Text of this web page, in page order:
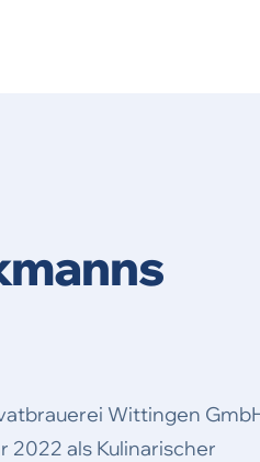
Wittingen
2022 als Kulinarischer